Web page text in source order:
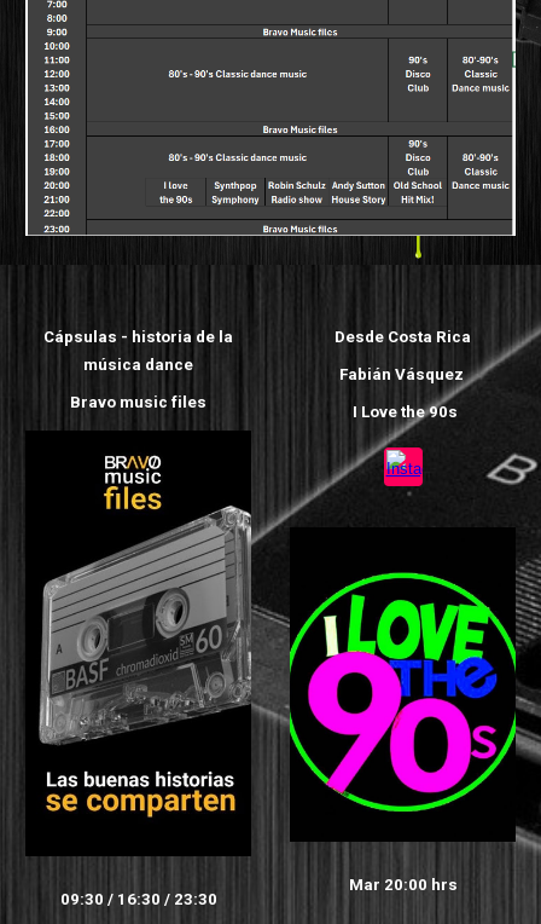
Cápsulas - historia de la
música dance
Bravo music files
09:30 / 16:30 / 23:30
Desde Costa Rica
Fabián Vásquez
I Love the 90s
Mar 20:00 hrs